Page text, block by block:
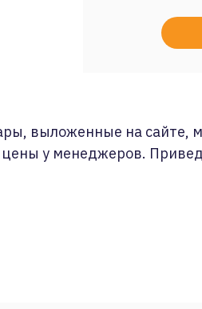
выложенные на сайте,
у менеджеров.